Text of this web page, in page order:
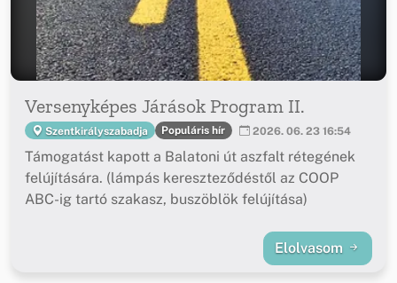
Versenyképes Járások Program II.
Szentkirályszabadja Populáris hír 2026. 06. 23 16:54
Támogatást kapott a Balatoni út aszfalt rétegének
felújítására. (lámpás kereszteződéstől az COOP
ABC-ig tartó szakasz, buszöblök felújítása)
Elolvasom